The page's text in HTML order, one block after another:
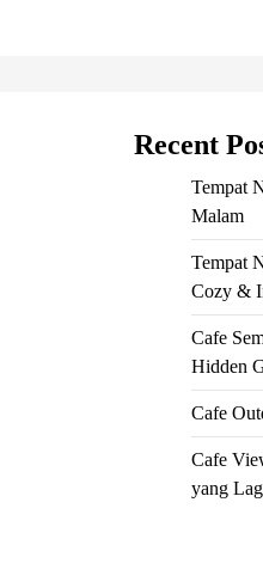
Recent
Tempat
Malam
Tempat
Cozy &
Cafe
Hidden
Cafe
Cafe
yang